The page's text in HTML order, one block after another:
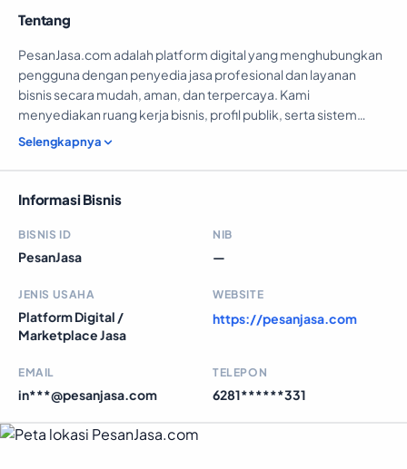
Tentang
PesanJasa.com adalah platform digital yang menghubungkan
pengguna dengan penyedia jasa profesional dan layanan
bisnis secara mudah, aman, dan terpercaya. Kami
menyediakan ruang kerja bisnis, profil publik, serta sistem
layanan online untuk membantu masyarakat menemukan,
memesan, dan mengelola kebutuhan jasa secara efisien.
Selengkapnya
Informasi Bisnis
BISNIS ID
PesanJasa
NIB
—
JENIS USAHA
Platform Digital /
Marketplace Jasa
WEBSITE
https://pesanjasa.com
EMAIL
in***@pesanjasa.com
TELEPON
6281******331